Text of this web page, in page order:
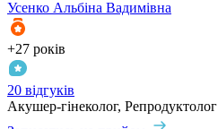
Усенко Альбіна Вадимівна
+27 років
20 відгуків
Акушер-гінеколог, Репродуктолог